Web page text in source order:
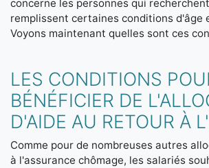
concerne les personnes qui
remplissent certaines conditions d'âge
Voyons maintenant quelles sont ces
LES CONDITIONS
BÉNÉFICIER DE
D'AIDE AU RETOUR À
Comme pour de nombreuses autres
à l'assurance chômage, les salariés